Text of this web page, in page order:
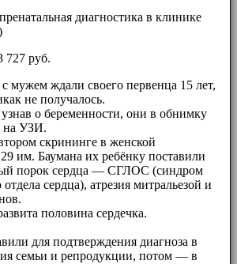
диагностика в клинике
727 руб.
мужем ждали своего первенца 15 лет,
не получалось.
о беременности, они в обнимку
на УЗИ.
скрининге в женской
им. Баумана их ребёнку поставили
порок сердца — СГЛОС (синдром
сердца), атрезия митральезой и
половина сердечка.
для подтверждения диагноза в
семьи и репродукции, потом — в